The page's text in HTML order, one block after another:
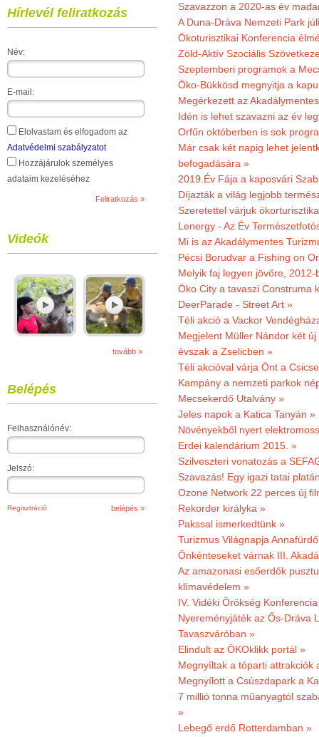
Hírlevél feliratkozás
Név:
E-mail:
Elolvastam és elfogadom az
Adatvédelmi szabályzatot
Hozzájárulok személyes
adataim kezeléséhez
Videók
tovább »
Belépés
Felhasználónév:
Jelszó:
Regisztráció
Szavazzon a 2020-as év
A Duna-Dráva Nemzeti Park
Ökoturisztikai Konferencia
Zöld-Aktív Szociális
Szeptemberi programok a
Öko-Bükkösd megnyitja a
Megérkezett az
Idén is lehet szavazni az év
Orfűn októberben is sok
Már csak két napig lehet
befogadására »
2019.Év Fája a kaposvári
Díjazták a világ legjobb
Szeretettel várjuk
Lenergy - Az Év
Mi is az Akadálymentes
Pécsi Borudvar a Fishing on
Melyik faj legyen jövőre,
Öko City a tavaszi Construma
DeerParade - Street Art »
Téli akció a Vackor
Megjelent Müller Nándor két
évszak a Zselicben »
Téli akcióval várja Önt a
Kampány a nemzeti parkok
Mecsekerdő Utalvány »
Jeles napok a Katica Tanyán »
Növényekből nyert
Erdei kalendárium 2015. »
Szilveszteri vonatozás a
Szavazás! Egy igazi tatai
Ozone Network 22 perces új
Rekorder királyka »
Pakssal ismerkedtünk »
Turizmus Világnapja
Önkénteseket várnak III.
Az amazonasi esőerdők
klímavédelem »
IV. Vidéki Örökség
Nyereményjáték az Ős-Dráva
Tavaszváróban »
Elindult az ÖKOklikk portál »
Megnyíltak a tóparti attrakciók
Megnyílott a Csúszdapark a
7 millió tonna műanyagtól
»
Lebegő erdő Rotterdamban »